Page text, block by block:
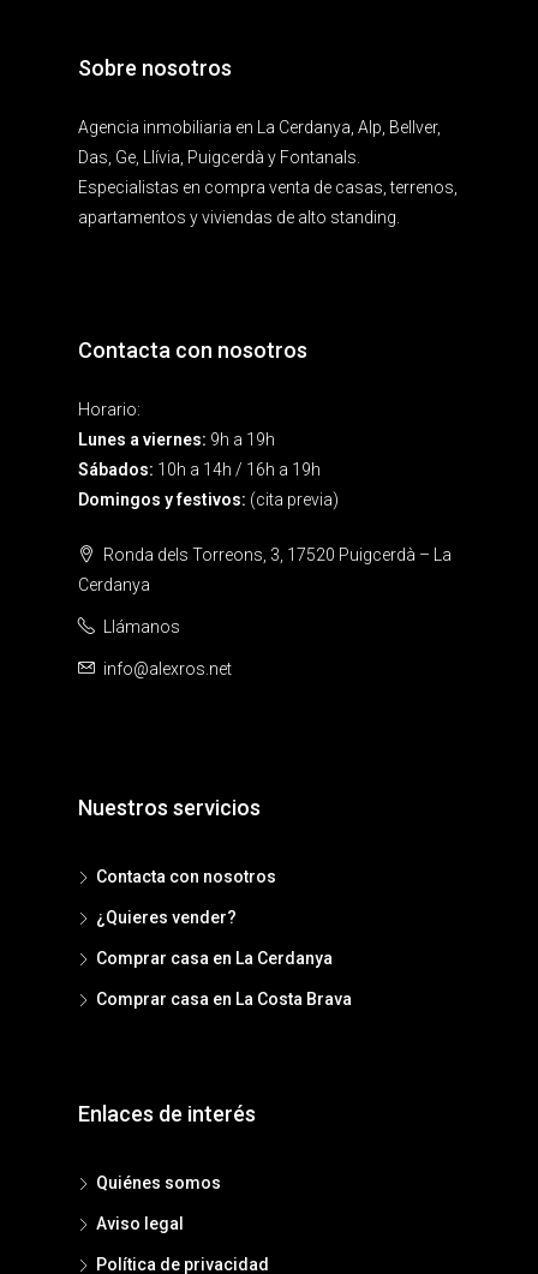
Sobre nosotros
Agencia inmobiliaria en La Cerdanya, Alp, Bellver,
Das, Ge, Llívia, Puigcerdà y Fontanals.
Especialistas en compra venta de casas, terrenos,
apartamentos y viviendas de alto standing.
Contacta con nosotros
Horario:
Lunes a viernes: 9h a 19h
Sábados: 10h a 14h / 16h a 19h
Domingos y festivos: (cita previa)
Ronda dels Torreons, 3, 17520 Puigcerdà – La
Cerdanya
Llámanos
info@alexros.net
Nuestros servicios
Contacta con nosotros
¿Quieres vender?
Comprar casa en La Cerdanya
Comprar casa en La Costa Brava
Enlaces de interés
Quiénes somos
Aviso legal
Política de privacidad